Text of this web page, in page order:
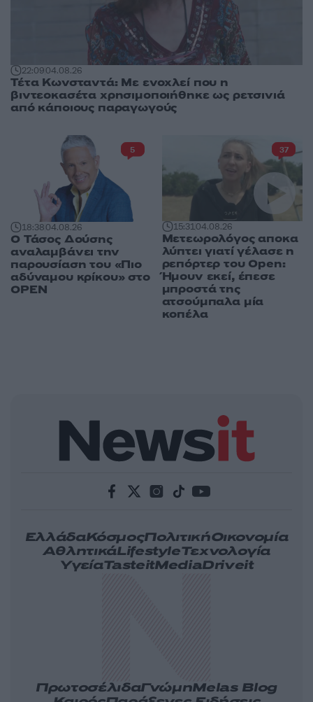
22:0904.08.26
Τέτα Κωνσταντά: Με ενοχλεί που η
βιντεοκασέτα χρησιμοποιήθηκε ως ρετσινιά
από κάποιους παραγωγούς
18:3804.08.26
Ο Τάσος Δούσης
αναλαμβάνει την
παρουσίαση του «Πιο
αδύναμου κρίκου» στο
OPEN
5
15:3104.08.26
Μετεωρολόγος αποκα
λύπτει γιατί γέλασε η
ρεπόρτερ του Open:
Ήμουν εκεί, έπεσε
μπροστά της
ατσούμπαλα μία
κοπέλα
37
ΕλλάδαΚόσμοςΠολιτικήΟικονομία
ΑθλητικάLifestyleΤεχνολογία
ΥγείαTasteitMediaDriveit
ΠρωτοσέλιδαΓνώμηMelas Blog